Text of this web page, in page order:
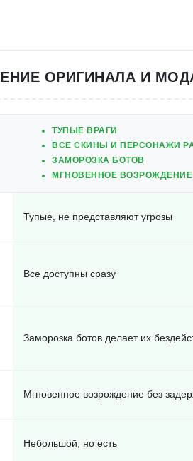
ОРИГИНАЛА И
ТУПЫЕ ВРАГИ
ВСЕ СКИНЫ И ПЕРСОНАЖИ
ЗАМОРОЗКА БОТОВ
МГНОВЕННОЕ ВОЗРОЖДЕНИЕ
Тупые, не представляют угрозы
Все доступны сразу
Заморозка ботов делает их
Мгновенное возрождение без
Небольшой, но есть